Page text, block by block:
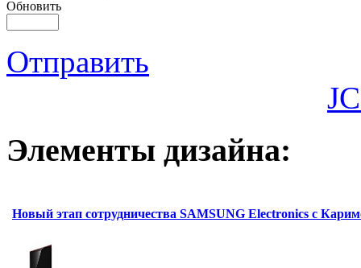
Обновить
Отправить
Элементы дизайна:
Новый этап сотрудничества SAMSUNG Electronics с